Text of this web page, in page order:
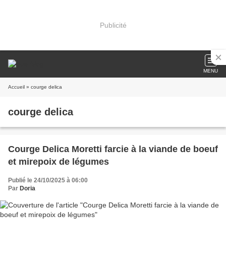
Publicité
MENU
Accueil » courge delica
courge delica
Courge Delica Moretti farcie à la viande de boeuf
et mirepoix de légumes
Publié le 24/10/2025 à 06:00
Par Doria